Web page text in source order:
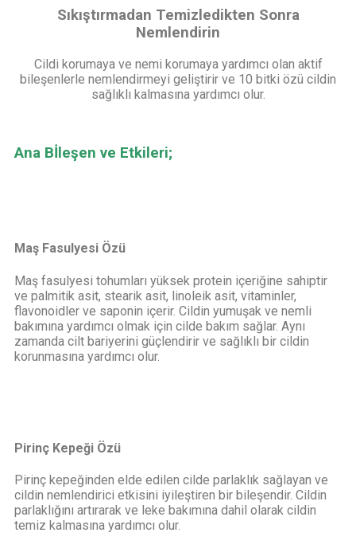
Sıkıştırmadan Temizledikten Sonra
Nemlendirin
Cildi korumaya ve nemi korumaya yardımcı olan aktif
bileşenlerle nemlendirmeyi geliştirir ve 10 bitki özü cildin
sağlıklı kalmasına yardımcı olur.
Ana Bİleşen ve Etkileri;
Maş Fasulyesi Özü
Maş fasulyesi tohumları yüksek protein içeriğine sahiptir
ve palmitik asit, stearik asit, linoleik asit, vitaminler,
flavonoidler ve saponin içerir. Cildin yumuşak ve nemli
bakımına yardımcı olmak için cilde bakım sağlar. Aynı
zamanda cilt bariyerini güçlendirir ve sağlıklı bir cildin
korunmasına yardımcı olur.
Pirinç Kepeği Özü
Pirinç kepeğinden elde edilen cilde parlaklık sağlayan ve
cildin nemlendirici etkisini iyileştiren bir bileşendir. Cildin
parlaklığını artırarak ve leke bakımına dahil olarak cildin
temiz kalmasına yardımcı olur.